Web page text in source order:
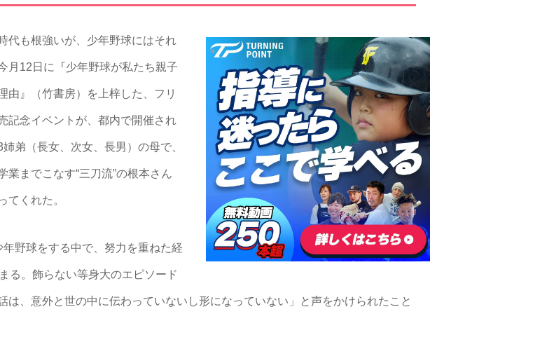
代も根強いが、少年野球にはそれ
12日に『少年野球が私たち親子
』（竹書房）を上梓した、フリ
記念イベントが、都内で開催され
弟（長女、次女、長男）の母で、
までこなす“三刀流”の根本さん
てくれた。
野球をする中で、努力を重ねた経
る。飾らない等身大のエピソード
、意外と世の中に伝わっていないし形になっていない」と声をかけられたこと